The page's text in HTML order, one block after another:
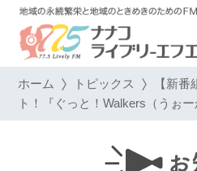
ホーム トピックス 【新番
ト！『ぐっと！Walkers（うぉー